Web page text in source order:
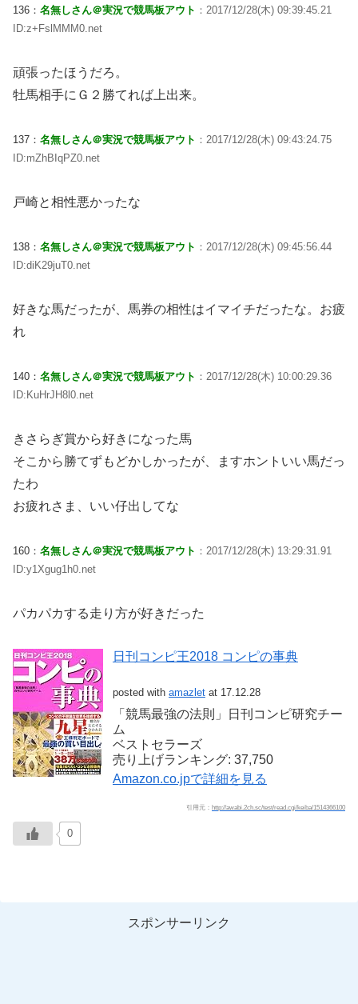
136： 名無しさん＠実況で競馬板アウト ：2017/12/28(木) 09:39:45.21
ID:z+FslMMM0.net
頑張ったほうだろ。
牡馬相手にＧ２勝てれば上出来。
137： 名無しさん＠実況で競馬板アウト ：2017/12/28(木) 09:43:24.75
ID:mZhBIqPZ0.net
戸崎と相性悪かったな
138： 名無しさん＠実況で競馬板アウト ：2017/12/28(木) 09:45:56.44
ID:diK29juT0.net
好きな馬だったが、馬券の相性はイマイチだったな。お疲
れ
140： 名無しさん＠実況で競馬板アウト ：2017/12/28(木) 10:00:29.36
ID:KuHrJH8l0.net
きさらぎ賞から好きになった馬
そこから勝てずもどかしかったが、ますホントいい馬だっ
たわ
お疲れさま、いい仔出してな
160： 名無しさん＠実況で競馬板アウト ：2017/12/28(木) 13:29:31.91
ID:y1Xgug1h0.net
パカパカする走り方が好きだった
日刊コンピ王2018 コンピの事典
posted with amazlet at 17.12.28
「競馬最強の法則」日刊コンピ研究チー
ム
ベストセラーズ
売り上げランキング: 37,750
Amazon.co.jpで詳細を見る
引用元： http://awabi.2ch.sc/test/read.cgi/keiba/1514366100
0
スポンサーリンク